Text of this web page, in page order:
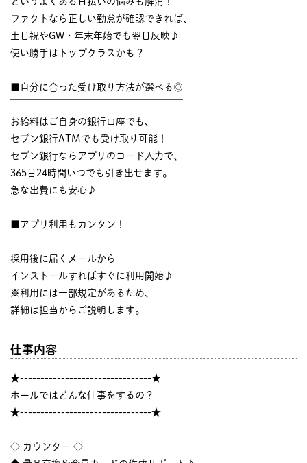
ファクトなら正しい勤怠が確認できれば、
土日祝やGW・年末年始でも翌日反映♪
使い勝手はトップクラスかも？
■自分に合った受け取り方法が選べる◎
お給料はご自身の銀行口座でも、
セブン銀行ATMでも受け取り可能！
セブン銀行ならアプリのコード入力で、
365日24時間いつでも引き出せます。
急な出費にも安心♪
■アプリ利用もカンタン！
採用後に届くメールから
インストールすればすぐに利用開始♪
※利用には一部規定があるため、
詳細は担当からご説明します。
仕事内容
★--------------------------------★
ホールではどんな仕事をするの？
★--------------------------------★
◇ カウンター ◇